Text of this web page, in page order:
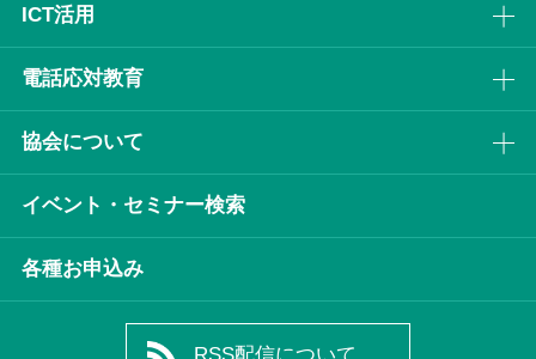
ICT活⽤
電話応対教育
協会について
イベント・セミナー検索
各種お申込み